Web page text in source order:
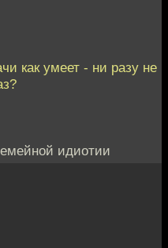
как умеет - ни разу не
идиотии